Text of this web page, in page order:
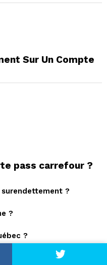
Sur Un Compte
pass carrefour ?
?
?
?
ne veut m’assurer ?